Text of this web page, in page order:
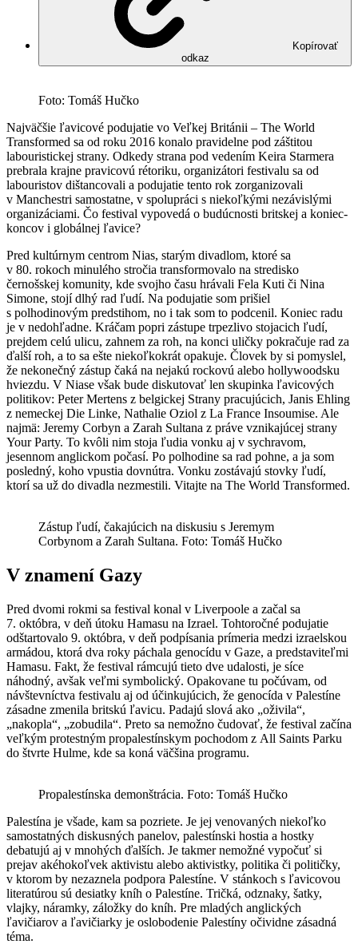
Kopírovať
odkaz
Foto: Tomáš Hučko
Najväčšie ľavicové podujatie vo Veľkej Británii – The World
Transformed sa od roku 2016 konalo pravidelne pod záštitou
labouristickej strany. Odkedy strana pod vedením Keira Starmera
prebrala krajne pravicovú rétoriku, organizátori festivalu sa od
labouristov dištancovali a podujatie tento rok zorganizovali
v Manchestri samostatne, v spolupráci s niekoľkými nezávislými
organizáciami. Čo festival vypovedá o budúcnosti britskej a koniec-
koncov i globálnej ľavice?
Pred kultúrnym centrom Nias, starým divadlom, ktoré sa
v 80. rokoch minulého stročia transformovalo na stredisko
černošskej komunity, kde svojho času hrávali Fela Kuti či Nina
Simone, stojí dlhý rad ľudí. Na podujatie som prišiel
s polhodinovým predstihom, no i tak som to podcenil. Koniec radu
je v nedohľadne. Kráčam popri zástupe trpezlivo stojacich ľudí,
prejdem celú ulicu, zahnem za roh, na konci uličky pokračuje rad za
ďalší roh, a to sa ešte niekoľkokrát opakuje. Človek by si pomyslel,
že nekonečný zástup čaká na nejakú rockovú alebo hollywoodsku
hviezdu. V Niase však bude diskutovať len skupinka ľavicových
politikov: Peter Mertens z belgickej Strany pracujúcich, Janis Ehling
z nemeckej Die Linke, Nathalie Oziol z La France Insoumise. Ale
najmä: Jeremy Corbyn a Zarah Sultana z práve vznikajúcej strany
Your Party. To kvôli nim stoja ľudia vonku aj v sychravom,
jesennom anglickom počasí. Po polhodine sa rad pohne, a ja som
posledný, koho vpustia dovnútra. Vonku zostávajú stovky ľudí,
ktorí sa už do divadla nezmestili. Vitajte na The World Transformed.
Zástup ľudí, čakajúcich na diskusiu s Jeremym
Corbynom a Zarah Sultana. Foto: Tomáš Hučko
V znamení Gazy
Pred dvomi rokmi sa festival konal v Liverpoole a začal sa
7. októbra, v deň útoku Hamasu na Izrael. Tohtoročné podujatie
odštartovalo 9. októbra, v deň podpísania prímeria medzi izraelskou
armádou, ktorá dva roky páchala genocídu v Gaze, a predstaviteľmi
Hamasu. Fakt, že festival rámcujú tieto dve udalosti, je síce
náhodný, avšak veľmi symbolický. Opakovane tu počúvam, od
návštevníctva festivalu aj od účinkujúcich, že genocída v Palestíne
zásadne zmenila britskú ľavicu. Padajú slová ako „oživila“,
„nakopla“, „zobudila“. Preto sa nemožno čudovať, že festival začína
veľkým protestným propalestínskym pochodom z All Saints Parku
do štvrte Hulme, kde sa koná väčšina programu.
Propalestínska demonštrácia. Foto: Tomáš Hučko
Palestína je všade, kam sa pozriete. Je jej venovaných niekoľko
samostatných diskusných panelov, palestínski hostia a hostky
debatujú aj v mnohých ďalších. Je takmer nemožné vypočuť si
prejav akéhokoľvek aktivistu alebo aktivistky, politika či političky,
v ktorom by nezaznela podpora Palestíne. V stánkoch s ľavicovou
literatúrou sú desiatky kníh o Palestíne. Tričká, odznaky, šatky,
vlajky, náramky, záložky do kníh. Pre mladých anglických
ľavičiarov a ľavičiarky je oslobodenie Palestíny očividne zásadná
téma.